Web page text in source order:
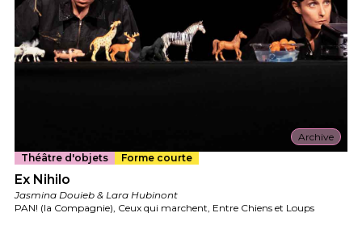
Archive
Théâtre d'objets
Forme courte
Ex Nihilo
Jasmina Douieb & Lara Hubinont
PAN! (la Compagnie), Ceux qui marchent, Entre Chiens et Loups